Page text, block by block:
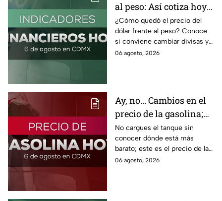
al peso: Así cotiza hoy 6
de agosto 2026
¿Cómo quedó el precio del
dólar frente al peso? Conoce
si conviene cambiar divisas y
cómo el flujo en el estrecho de
06 agosto, 2026
Ay, no... Cambios en el
precio de la gasolina;
así quedó HOY
No cargues el tanque sin
conocer dónde está más
barato; este es el precio de la
gasolina para hoy jueves 6 de
06 agosto, 2026